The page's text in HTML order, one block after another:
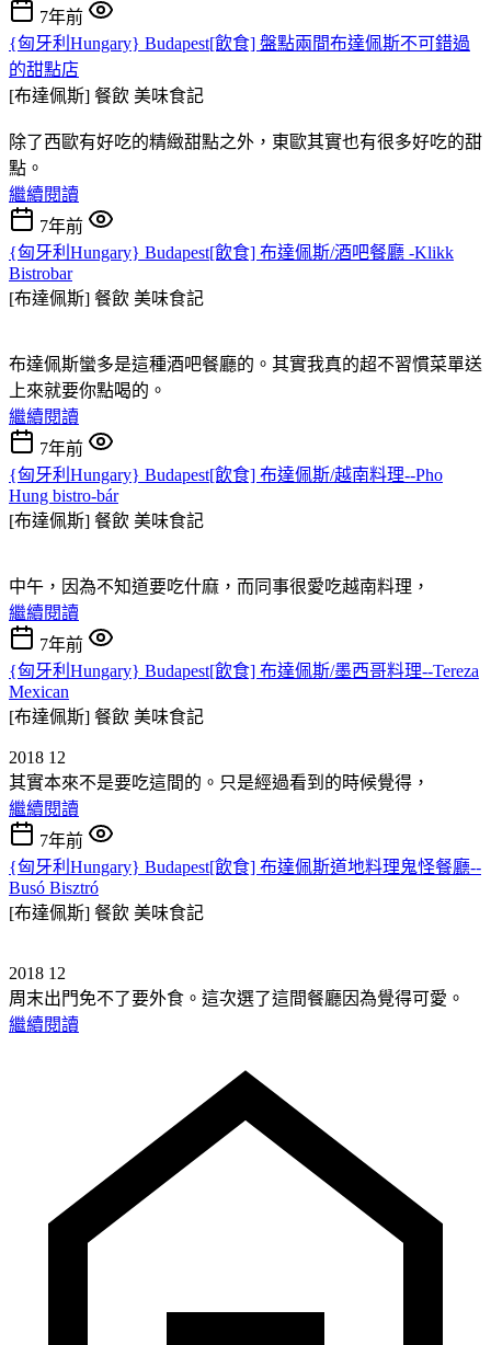
7年前
{匈牙利Hungary} Budapest[飲食] 盤點兩間布達佩斯不可錯過
的甜點店
[布達佩斯] 餐飲 美味食記
除了西歐有好吃的精緻甜點之外，東歐其實也有很多好吃的甜
點。
繼續閱讀
7年前
{匈牙利Hungary} Budapest[飲食] 布達佩斯/酒吧餐廳 -Klikk
Bistrobar
[布達佩斯] 餐飲 美味食記
布達佩斯蠻多是這種酒吧餐廳的。其實我真的超不習慣菜單送
上來就要你點喝的。
繼續閱讀
7年前
{匈牙利Hungary} Budapest[飲食] 布達佩斯/越南料理--Pho
Hung bistro-bár
[布達佩斯] 餐飲 美味食記
中午，因為不知道要吃什麻，而同事很愛吃越南料理，
繼續閱讀
7年前
{匈牙利Hungary} Budapest[飲食] 布達佩斯/墨西哥料理--Tereza
Mexican
[布達佩斯] 餐飲 美味食記
2018 12
其實本來不是要吃這間的。只是經過看到的時候覺得，
繼續閱讀
7年前
{匈牙利Hungary} Budapest[飲食] 布達佩斯道地料理鬼怪餐廳--
Busó Bisztró
[布達佩斯] 餐飲 美味食記
2018 12
周末出門免不了要外食。這次選了這間餐廳因為覺得可愛。
繼續閱讀